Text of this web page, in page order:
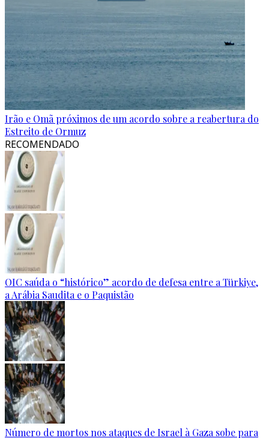
Irão e Omã próximos de um acordo sobre a reabertura do
Estreito de Ormuz
RECOMENDADO
OIC saúda o “histórico” acordo de defesa entre a Türkiye,
a Arábia Saudita e o Paquistão
Número de mortos nos ataques de Israel à Gaza sobe para